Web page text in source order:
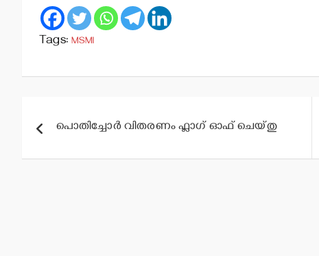
Tags: MSMI
navigation
പൊതിച്ചോര്‍ വിതരണം ഫ്ലാഗ് ഓഫ് ചെയ്തു